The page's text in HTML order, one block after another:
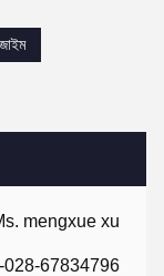
mengxue xu
028-67834796